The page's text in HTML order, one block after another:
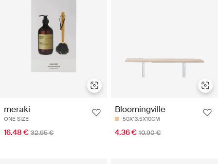
meraki
ONE SIZE
16.48 € 32.95 €
Bloomingville
50X13.5X10CM
4.36 € 10.90 €